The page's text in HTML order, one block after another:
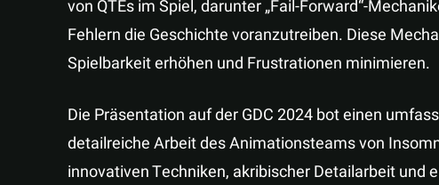
von QTEs im Spiel, darunter „Fail-Forward“-
Fehlern die Geschichte voranzutreiben. Diese
Spielbarkeit erhöhen und Frustrationen minimieren.
Die Präsentation auf der GDC 2024 bot einen
detailreiche Arbeit des Animationsteams von
innovativen Techniken, akribischer Detailarbeit und